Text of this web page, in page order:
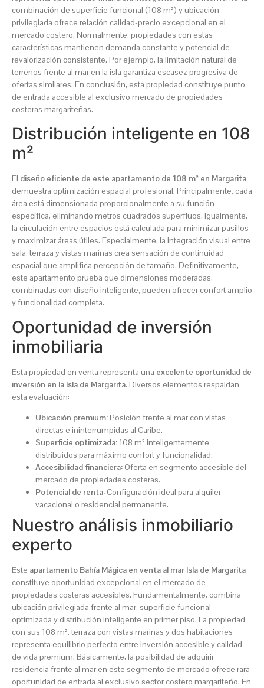
combinación de superficie funcional (108 m²) y ubicación
privilegiada ofrece relación calidad-precio excepcional en el
mercado costero. Normalmente, propiedades con estas
características mantienen demanda constante y potencial de
revalorización consistente. Por ejemplo, la limitación natural de
terrenos frente al mar en la isla garantiza escasez progresiva de
ofertas similares. En conclusión, esta propiedad constituye punto
de entrada accesible al exclusivo mercado de propiedades
costeras margariteñas.
Distribución inteligente en 108
m²
El diseño eficiente de este apartamento de 108 m² en Margarita
demuestra optimización espacial profesional. Principalmente, cada
área está dimensionada proporcionalmente a su función
específica, eliminando metros cuadrados superfluos. Igualmente,
la circulación entre espacios está calculada para minimizar pasillos
y maximizar áreas útiles. Especialmente, la integración visual entre
sala, terraza y vistas marinas crea sensación de continuidad
espacial que amplifica percepción de tamaño. Definitivamente,
este apartamento prueba que dimensiones moderadas,
combinadas con diseño inteligente, pueden ofrecer confort amplio
y funcionalidad completa.
Oportunidad de inversión
inmobiliaria
Esta propiedad en venta representa una excelente oportunidad de
inversión en la Isla de Margarita. Diversos elementos respaldan
esta evaluación:
Ubicación premium:Posición frente al mar con vistas
directas e ininterrumpidas al Caribe.
Superficie optimizada: 108 m² inteligentemente
distribuidos para máximo confort y funcionalidad.
Accesibilidad financiera: Oferta en segmento accesible del
mercado de propiedades costeras.
Potencial de renta: Configuración ideal para alquiler
vacacional o residencial permanente.
Nuestro análisis inmobiliario
experto
Este apartamento Bahía Mágica en venta al mar Isla de Margarita
constituye oportunidad excepcional en el mercado de
propiedades costeras accesibles. Fundamentalmente, combina
ubicación privilegiada frente al mar, superficie funcional
optimizada y distribución inteligente en primer piso. La propiedad
con sus 108 m², terraza con vistas marinas y dos habitaciones
representa equilibrio perfecto entre inversión accesible y calidad
de vida premium. Básicamente, la posibilidad de adquirir
residencia frente al mar en este segmento de mercado ofrece rara
oportunidad de entrada al exclusivo sector costero margariteño. En